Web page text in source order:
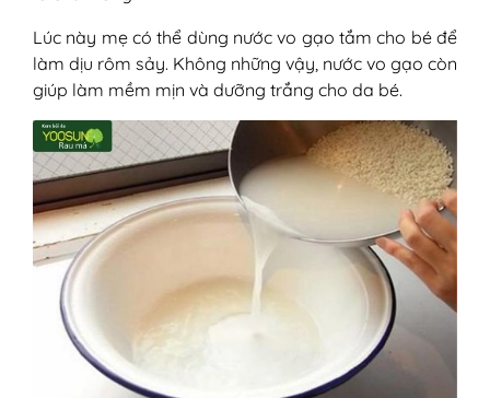
Lúc này mẹ có thể dùng nước vo gạo tắm cho bé để
làm dịu rôm sảy. Không những vậy, nước vo gạo còn
giúp làm mềm mịn và dưỡng trắng cho da bé.